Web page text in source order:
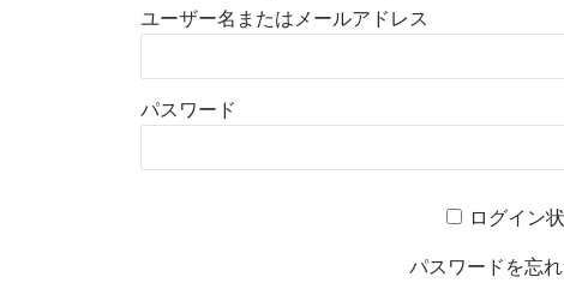
ユーザー名またはメールアドレス
パスワード
ログイン
パスワードを忘